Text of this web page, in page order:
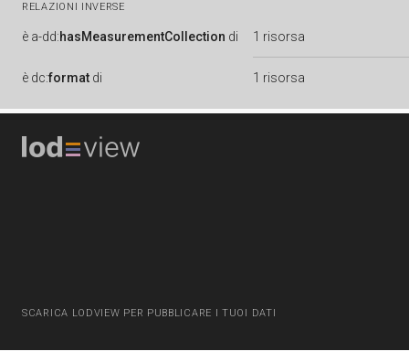
RELAZIONI INVERSE
è a-dd:hasMeasurementCollection di 1 risorsa
è dc:format di 1 risorsa
SCARICA LODVIEW PER PUBBLICARE I TUOI DATI